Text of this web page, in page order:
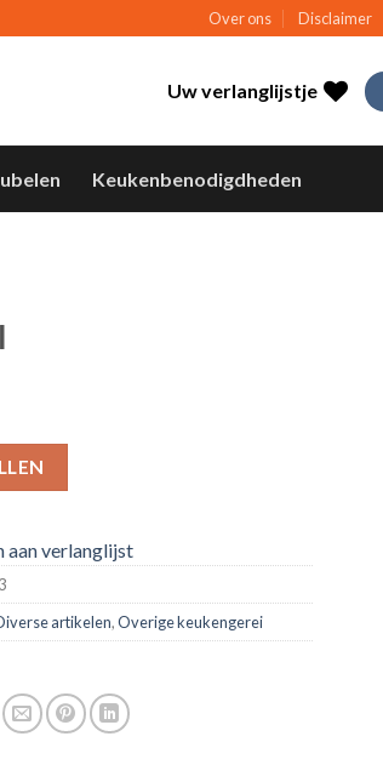
Over ons Disclaimer
Uw verlanglijstje
Keukenbenodigdheden
aan verlanglijst
artikelen,Overige keukengerei